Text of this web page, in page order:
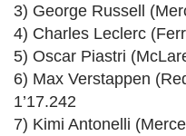
3) George Russell
4) Charles Leclerc
5) Oscar Piastri
6) Max Verstappen
1’17.242
7) Kimi Antonelli